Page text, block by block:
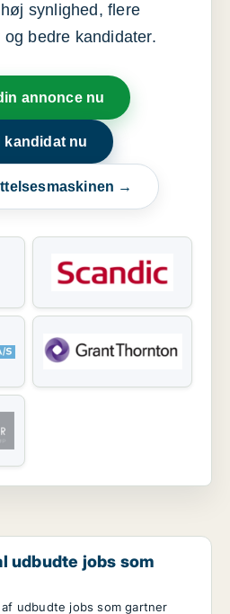
synlighed, flere
og bedre kandidater.
annonce nu
kandidat nu
→
udbudte jobs som
udbudte jobs som gartner